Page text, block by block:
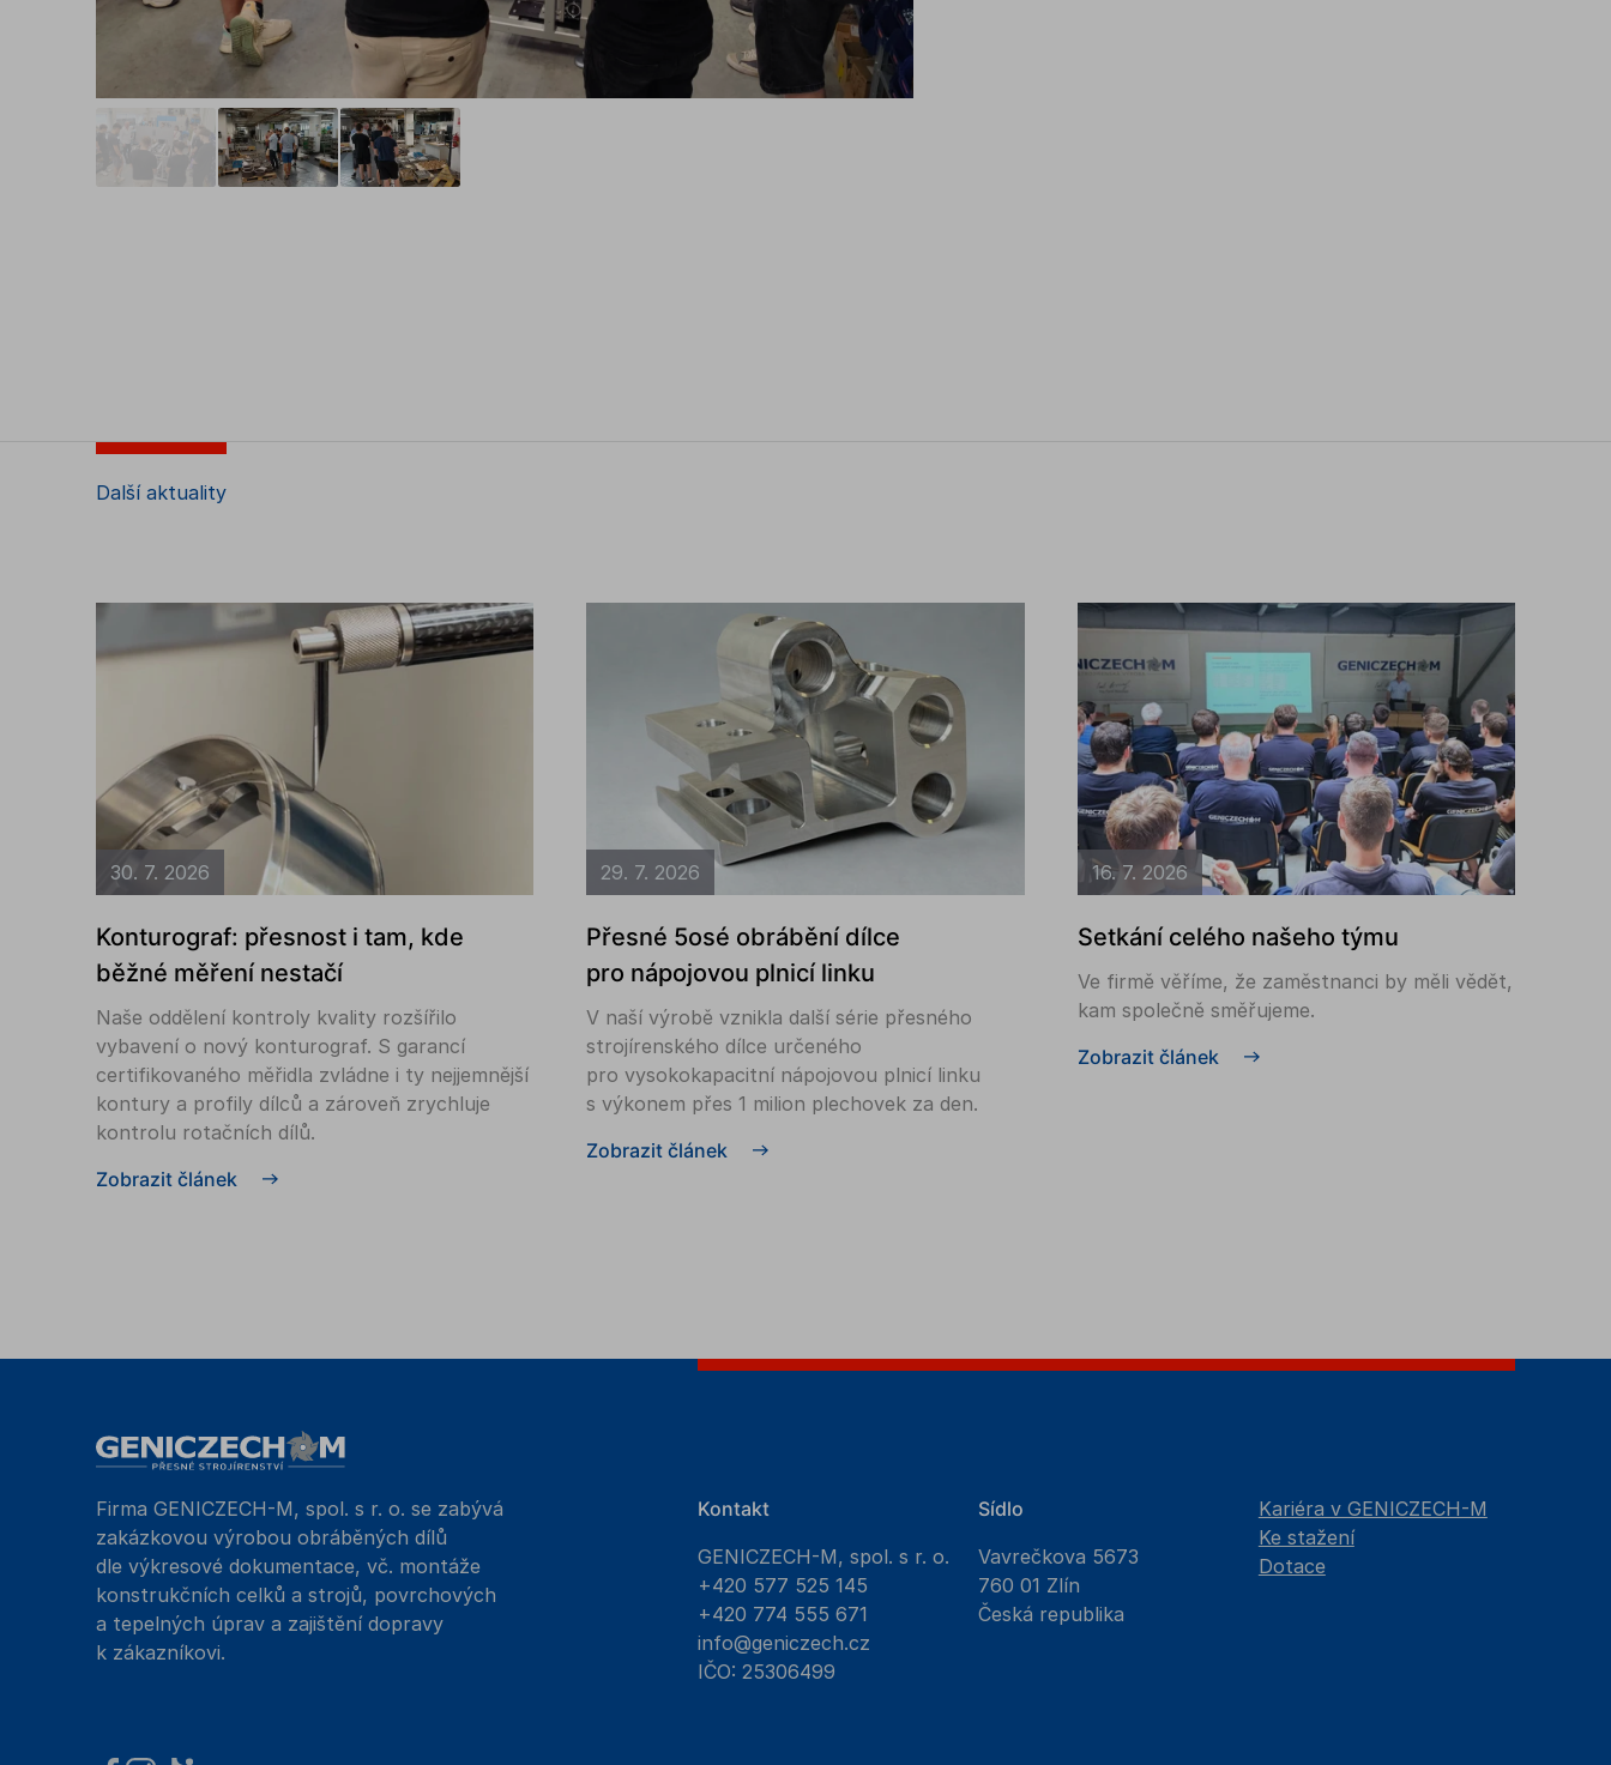
Další aktuality
30. 7. 2026
Konturograf: přesnost i tam, kde
běžné měření nestačí
Naše oddělení kontroly kvality rozšířilo
vybavení o nový konturograf. S garancí
certifikovaného měřidla zvládne i ty nejjemnější
kontury a profily dílců a zároveň zrychluje
kontrolu rotačních dílů.
Zobrazit článek
29. 7. 2026
Přesné 5osé obrábění dílce
pro nápojovou plnicí linku
V naší výrobě vznikla další série přesného
strojírenského dílce určeného
pro vysokokapacitní nápojovou plnicí linku
s výkonem přes 1 milion plechovek za den.
Zobrazit článek
16. 7. 2026
Setkání celého našeho týmu
Ve firmě věříme, že zaměstnanci by měli vědět,
kam společně směřujeme.
Zobrazit článek
Firma GENICZECH-M, spol. s r. o. se zabývá
zakázkovou výrobou obráběných dílů
dle výkresové dokumentace, vč. montáže
konstrukčních celků a strojů, povrchových
a tepelných úprav a zajištění dopravy
k zákazníkovi.
Kontakt
GENICZECH-M, spol. s r. o.
+420 577 525 145
+420 774 555 671
info@geniczech.cz
IČO: 25306499
Sídlo
Vavrečkova 5673
760 01 Zlín
Česká republika
Kariéra v GENICZECH-M
Ke stažení
Dotace